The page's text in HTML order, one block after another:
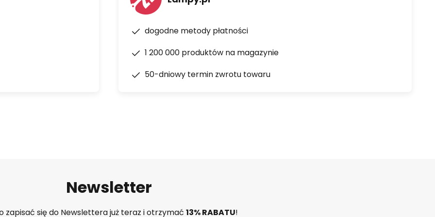
dogodne metody płatności
1 200 000 produktów na magazynie
50-dniowy termin zwrotu towaru
Newsletter
zapisać się do Newslettera już teraz i otrzymać 13% RABATU!